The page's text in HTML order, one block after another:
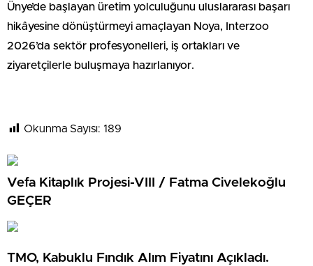
Ünye’de başlayan üretim yolculuğunu uluslararası başarı
hikâyesine dönüştürmeyi amaçlayan Noya, Interzoo
2026’da sektör profesyonelleri, iş ortakları ve
ziyaretçilerle buluşmaya hazırlanıyor.
Okunma Sayısı: 189
Vefa Kitaplık Projesi-VIII / Fatma Civelekoğlu
GEÇER
TMO, Kabuklu Fındık Alım Fiyatını Açıkladı.